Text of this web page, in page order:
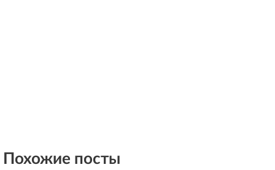
Похожие посты